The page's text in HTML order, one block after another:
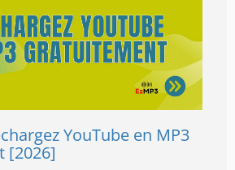
YouTube en MP3
[2026]